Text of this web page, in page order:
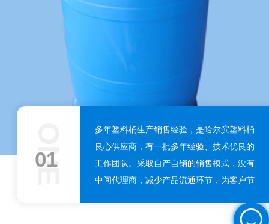
ONE
01
多年塑料桶生产销售经验，是哈尔滨塑料桶
良心供应商，有一批多年经验、技术优良的
工作团队。采取自产自销的销售模式，没有
中间代理商，减少产品流通环节，为客户节